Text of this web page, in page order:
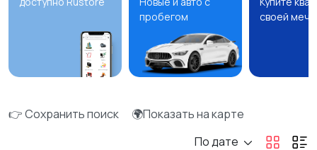
пробегом
своей
👉 Сохранить поиск
🌍Показать на карте
По дате